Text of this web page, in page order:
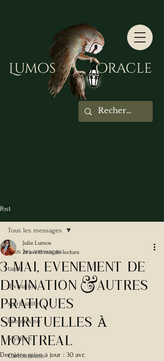
Lumos Oracle
Post
Tous les messages
tarot
divination
spiritualité
Esotérisme
Mystère
Cartomancie
Tous les messages
3 Mai, EvEnement de
Divination &autres
pratiques
spirituelles À
MONTREAL
Julie Lumos
24 avr.15 min de lecture
Dernière mise à jour : 30 avr.